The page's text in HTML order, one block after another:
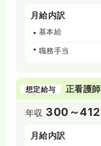
月給内訳
基本給
職務手当
想定給与 正看護師
年収 300～412
月給内訳